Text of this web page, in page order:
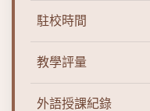
駐校時間
教學評量
外語授課紀錄